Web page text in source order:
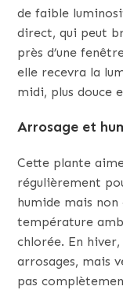
de faible
direct, qui peut
près d’une
elle recevra la
midi, plus douce
Arrosage et
Cette plante
régulièrement
humide mais non
température
chlorée. En
arrosages, mais
pas